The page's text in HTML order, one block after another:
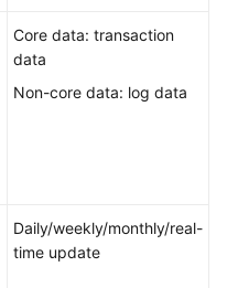
Core data: transaction
data
Non-core data: log data
Daily/weekly/monthly/real-
time update